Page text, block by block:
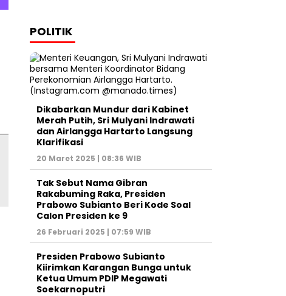
POLITIK
Dikabarkan Mundur dari Kabinet
Merah Putih, Sri Mulyani Indrawati
dan Airlangga Hartarto Langsung
Klarifikasi
20 Maret 2025 | 08:36 WIB
Tak Sebut Nama Gibran
Rakabuming Raka, Presiden
Prabowo Subianto Beri Kode Soal
Calon Presiden ke 9
26 Februari 2025 | 07:59 WIB
Presiden Prabowo Subianto
Kiirimkan Karangan Bunga untuk
Ketua Umum PDIP Megawati
Soekarnoputri